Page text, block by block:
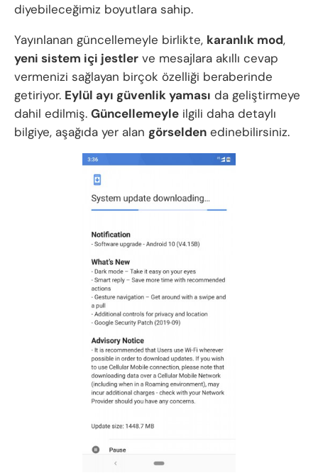
diyebileceğimiz boyutlara sahip.
Yayınlanan güncellemeyle birlikte, karanlık mod,
yeni sistem içi jestler ve mesajlara akıllı cevap
vermenizi sağlayan birçok özelliği beraberinde
getiriyor. Eylül ayı güvenlik yaması da geliştirmeye
dahil edilmiş. Güncellemeyle ilgili daha detaylı
bilgiye, aşağıda yer alan görselden edinebilirsiniz.